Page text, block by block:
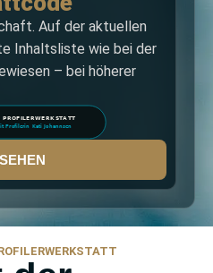
Auf der aktuellen
Inhaltsliste wie bei der
– bei höherer